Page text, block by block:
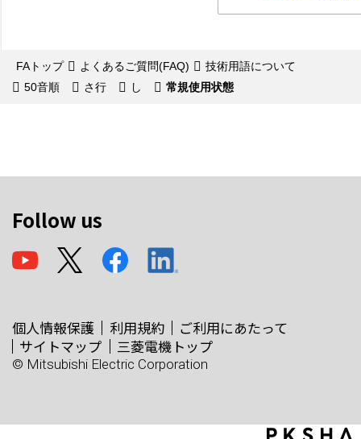
FAトップ よくあるご質問(FAQ)
技術用語について
50音順
さ行 し 常規使用状態
Follow us
個人情報保護 利用規約
ご利用にあたって
サイトマップ
三菱電機トップ
© Mitsubishi Electric Corporation